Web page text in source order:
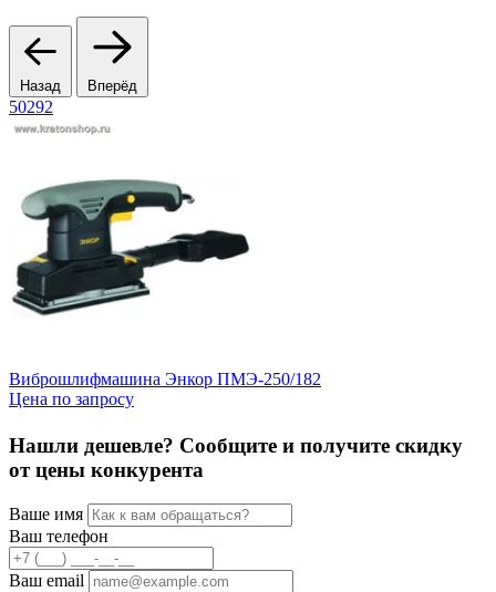
Назад Вперёд
50292
Виброшлифмашина Энкор ПМЭ-250/182
Цена по запросу
Нашли дешевле? Сообщите и получите скидку
от цены конкурента
Ваше имя
Ваш телефон
Ваш email